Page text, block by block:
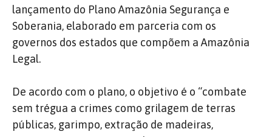
lançamento do Plano Amazônia Segurança e
Soberania, elaborado em parceria com os
governos dos estados que compõem a Amazônia
Legal.
De acordo com o plano, o objetivo é o “combate
sem trégua a crimes como grilagem de terras
públicas, garimpo, extração de madeiras,